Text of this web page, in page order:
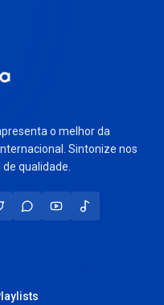
o melhor da
Sintonize nos
qualidade.